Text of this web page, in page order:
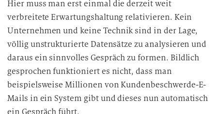
Hier muss man erst einmal die derzeit weit
verbreitete Erwartungshaltung relativieren. Kein
Unternehmen und keine Technik sind in der Lage,
völlig unstrukturierte Datensätze zu analysieren und
daraus ein sinnvolles Gespräch zu formen. Bildlich
gesprochen funktioniert es nicht, dass man
beispielsweise Millionen von Kundenbeschwerde-E-
Mails in ein System gibt und dieses nun automatisch
ein Gespräch führt.